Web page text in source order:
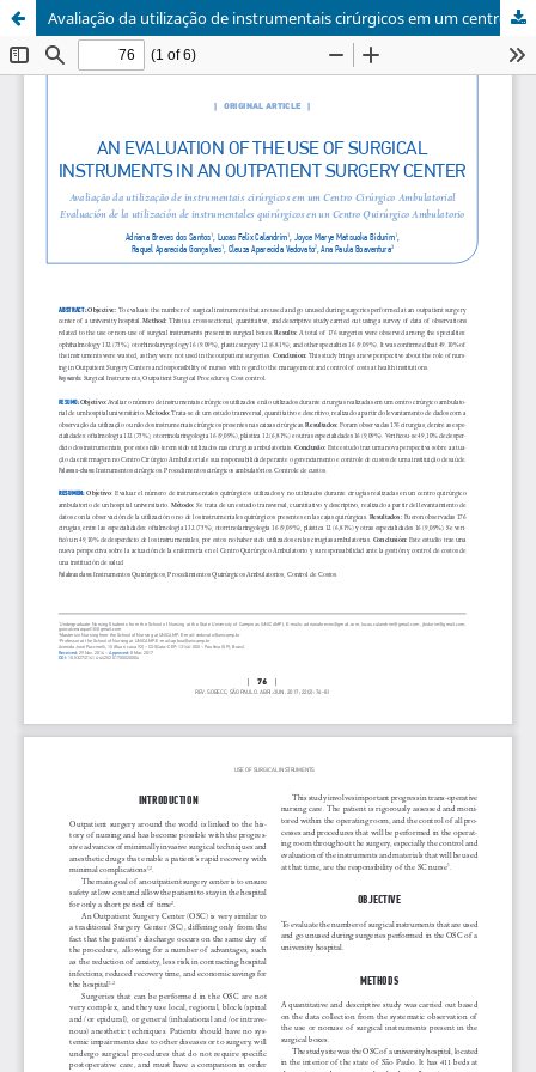
Avaliação da utilização de instrumentais cirúrgicos em um centro cirúrgico ambulatorial